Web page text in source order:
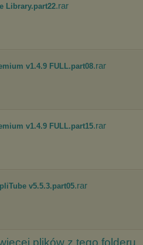
Library.part22.rar
v1.4.9 FULL.part08.rar
v1.4.9 FULL.part15.rar
v5.5.3.part05.rar
plików z tego